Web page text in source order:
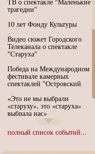
трагедии"
10 лет Фонду Культуры
Видео сюжет Городского
Телеканала о спектакле
"Старуха"
Победа на Международном
фестивале камерных
спектаклей "Островский
«Это не мы выбрали
«старуху», это «старуха»
выбрала нас»
Иммерсивный спектакль
"Язык чистого полета
полный список событий...